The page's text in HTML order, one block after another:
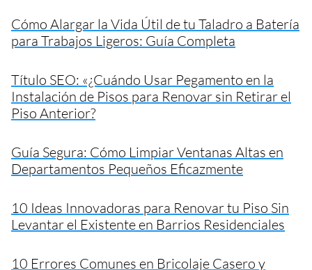
Cómo Alargar la Vida Útil de tu Taladro a Batería
para Trabajos Ligeros: Guía Completa
Título SEO: «¿Cuándo Usar Pegamento en la
Instalación de Pisos para Renovar sin Retirar el
Piso Anterior?
Guía Segura: Cómo Limpiar Ventanas Altas en
Departamentos Pequeños Eficazmente
10 Ideas Innovadoras para Renovar tu Piso Sin
Levantar el Existente en Barrios Residenciales
10 Errores Comunes en Bricolaje Casero y